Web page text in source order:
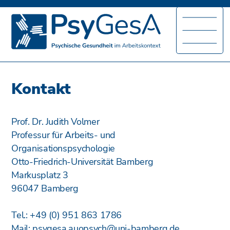
Kontakt
Prof. Dr. Judith Volmer
Professur für Arbeits- und
Organisationspsychologie
Otto-Friedrich-Universität Bamberg
Markusplatz 3
96047 Bamberg
Tel.: +49 (0) 951 863 1786